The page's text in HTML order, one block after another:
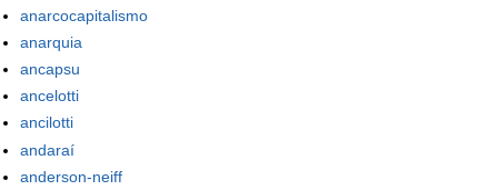
anarcocapitalismo
anarquia
ancapsu
ancelotti
ancilotti
andaraí
anderson-neiff